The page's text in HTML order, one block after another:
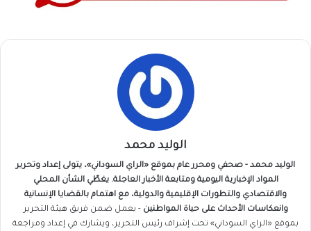
الوليد محمد
الوليد محمد - صحفي ومحرر عام بموقع «الراي السوداني»، يتولى إعداد وتحرير
المواد الإخبارية اليومية ومتابعة الأخبار العاجلة. يغطّي الشأن المحلي
والاقتصادي والتطورات الإقليمية والدولية، مع اهتمام بالقضايا الإنسانية
وانعكاسات الأحداث على حياة المواطنين - يعمل ضمن فريق هيئة التحرير
بموقع «الراي السوداني» تحت إشراف رئيس التحرير، ويشارك في إعداد ومراجعة